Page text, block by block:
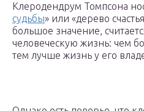
Клеродендрум Томпсона
судьбы» или «дерево
большое значение,
человеческую жизнь: чем
тем лучше жизнь у его